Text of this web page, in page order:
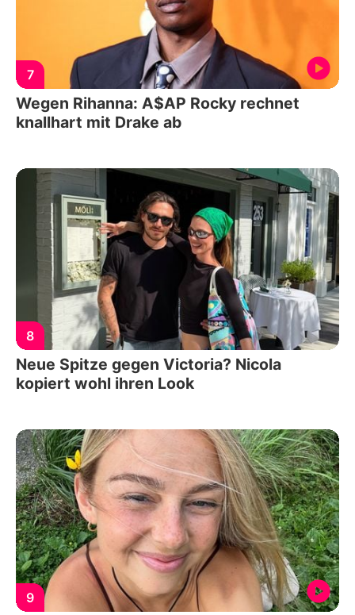
7
Wegen Rihanna: A$AP Rocky rechnet
knallhart mit Drake ab
8
Neue Spitze gegen Victoria? Nicola
kopiert wohl ihren Look
9